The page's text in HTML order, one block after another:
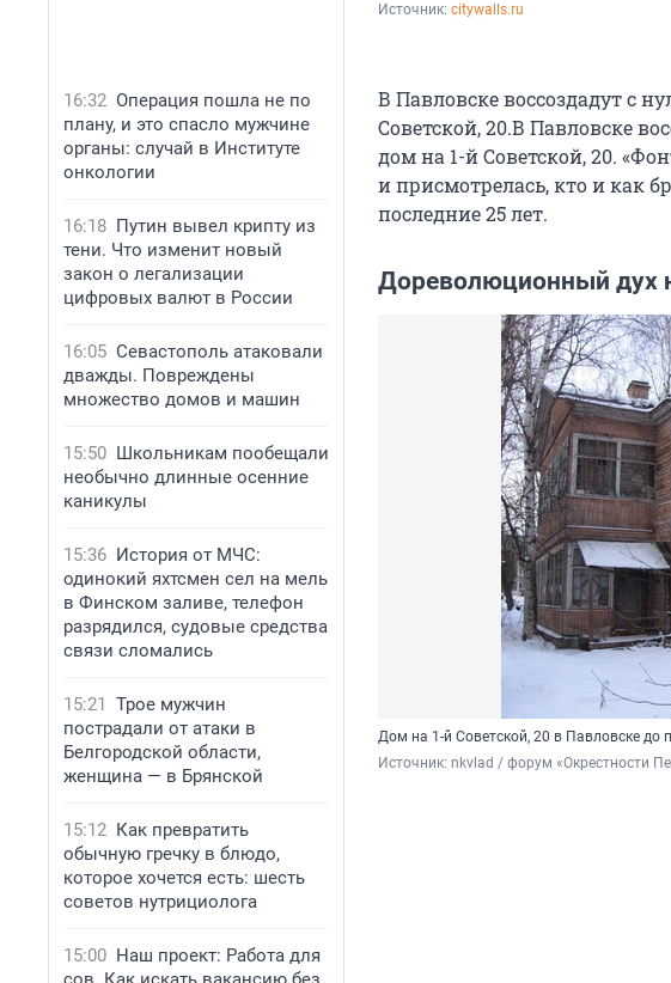
16:32 Операция пошла не по
плану, и это спасло мужчине
органы: случай в Институте
онкологии
16:18 Путин вывел крипту из
тени. Что изменит новый
закон о легализации
цифровых валют в России
16:05 Севастополь атаковали
дважды. Повреждены
множество домов и машин
15:50 Школьникам пообещали
необычно длинные осенние
каникулы
15:36 История от МЧС:
одинокий яхтсмен сел на мель
в Финском заливе, телефон
разрядился, судовые средства
связи сломались
15:21 Трое мужчин
пострадали от атаки в
Белгородской области,
женщина — в Брянской
15:12 Как превратить
обычную гречку в блюдо,
которое хочется есть: шесть
советов нутрициолога
15:00 Наш проект: Работа для
Источник: citywalls.ru
В Павловске воссоздадут с
Советской, 20.В Павловске
дом на 1-й Советской, 20.
и присмотрелась, кто и как
последние 25 лет.
Дореволюционный дух
Дом на 1-й Советской, 20 в Павловске до
Источник: nkvlad / форум «Окрестности